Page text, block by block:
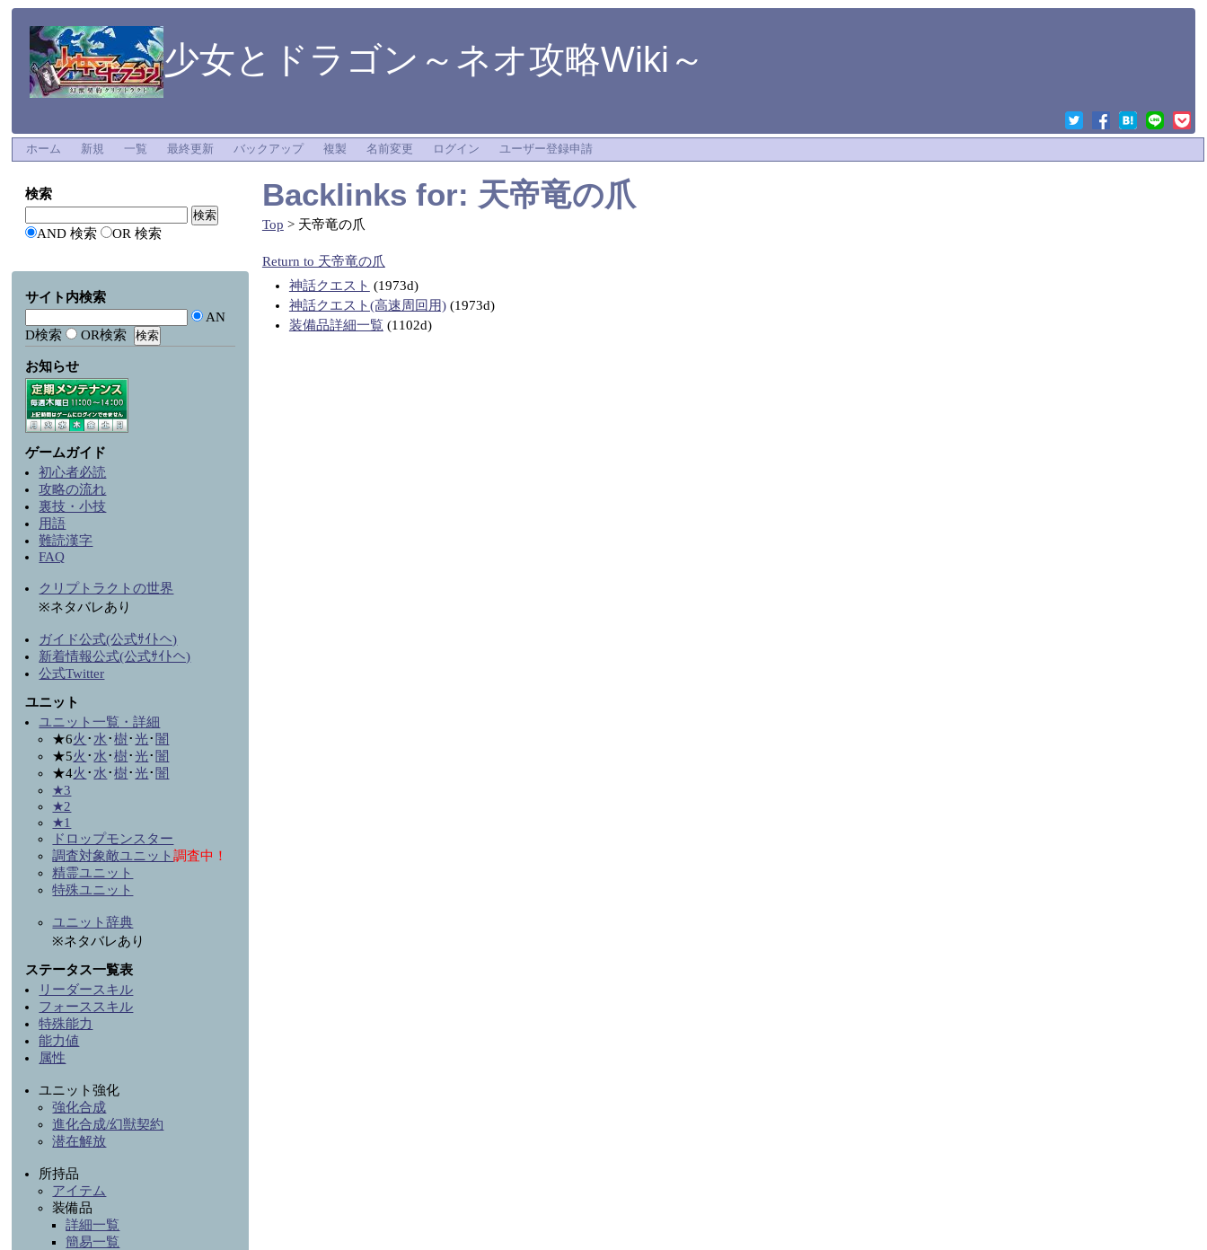
少女とドラゴン～ネオ攻略Wiki～
ホーム 新規 一覧 最終更新 バックアップ 複製 名前変更 ログイン ユーザー登録申請
Backlinks for: 天帝竜の爪
Top > 天帝竜の爪
Return to 天帝竜の爪
神話クエスト (1973d)
神話クエスト(高速周回用)(1973d)
装備品詳細一覧 (1102d)
検索
AND 検索 OR 検索
サイト内検索
AN
D検索
OR検索
お知らせ
ゲームガイド
初心者必読
攻略の流れ
裏技・小技
用語
難読漢字
FAQ
クリプトラクトの世界
※ネタバレあり
ガイド公式(公式ｻｲﾄへ)
新着情報公式(公式ｻｲﾄへ)
公式Twitter
ユニット
ユニット一覧・詳細
★6火 ･ 水 ･樹･光･ 闇
★5火 ･ 水 ･樹･光･ 闇
★4火 ･ 水 ･樹･光･ 闇
★3
★2
★1
ドロップモンスター
調査対象敵ユニット調査中！
精霊ユニット
特殊ユニット
ユニット辞典
※ネタバレあり
ステータス一覧表
リーダースキル
フォーススキル
特殊能力
能力値
属性
ユニット強化
強化合成
進化合成/幻獣契約
潜在解放
所持品
アイテム
装備品
詳細一覧
簡易一覧